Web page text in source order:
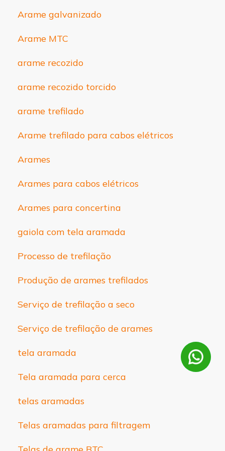
Arame galvanizado
Arame MTC
arame recozido
arame recozido torcido
arame trefilado
Arame trefilado para cabos elétricos
Arames
Arames para cabos elétricos
Arames para concertina
gaiola com tela aramada
Processo de trefilação
Produção de arames trefilados
Serviço de trefilação a seco
Serviço de trefilação de arames
tela aramada
Tela aramada para cerca
telas aramadas
Telas aramadas para filtragem